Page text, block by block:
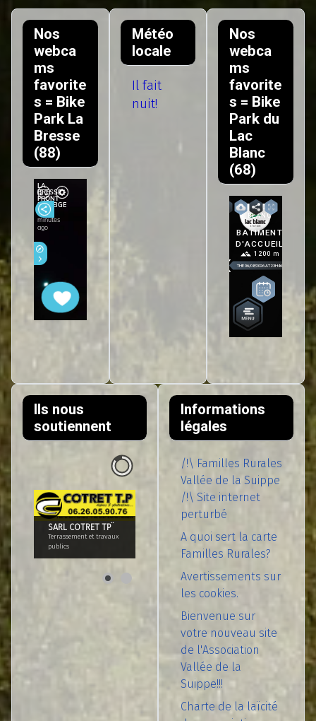
Nos
webca
ms
favorite
s = Bike
Park La
Bresse
(88)
Météo
locale
Il fait
nuit!
Nos
webca
ms
favorite
s = Bike
Park du
Lac
Blanc
(68)
Ils nous
soutiennent
SARL COTRET TP¨
Terrassement et travaux
publics
Informations
légales
/!\ Familles Rurales
Vallée de la Suippe
/!\ Site internet
perturbé
A quoi sert la carte
Familles Rurales?
Avertissements sur
les cookies.
Bienvenue sur
votre nouveau site
de l'Association
Vallée de la
Suippe!!!
Charte de la laïcité